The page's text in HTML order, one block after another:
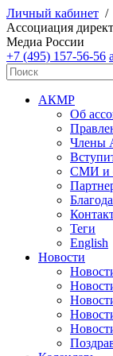
Личный кабинет /
Ассоциация
Медиа России
+7 (495) 157-56-56
АКМР
Об
Члены
СМИ и
Теги
English
Новости